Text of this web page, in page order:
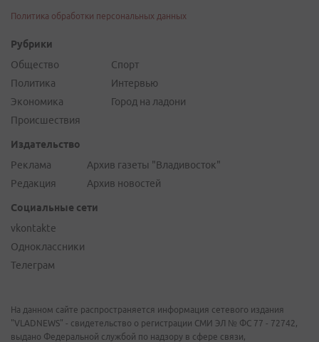
Политика обработки персональных данных
Рубрики
Общество
Политика
Экономика
Происшествия
Спорт
Интервью
Город на ладони
Издательство
Реклама
Редакция
Архив газеты "Владивосток"
Архив новостей
Социальные сети
vkontakte
Одноклассники
Телеграм
На данном сайте распространяется информация сетевого издания
"VLADNEWS" - свидетельство о регистрации СМИ ЭЛ № ФС 77 - 72742,
выдано Федеральной службой по надзору в сфере связи,